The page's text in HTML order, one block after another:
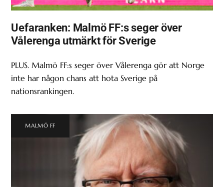
Uefaranken: Malmö FF:s seger över
Vålerenga utmärkt för Sverige
PLUS. Malmö FF:s seger över Vålerenga gör att Norge
inte har någon chans att hota Sverige på
nationsrankingen.
MALMÖ FF